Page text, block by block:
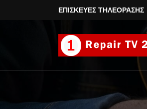
ΕΠΙΣΚΕΥΕΣ ΤΗΛΕΟΡΑΣΗΣ